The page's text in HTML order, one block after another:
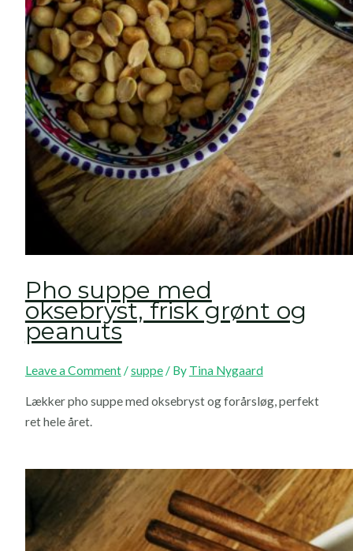
Pho suppe med
oksebryst, frisk grønt og
peanuts
Leave a Comment /suppe/ By Tina Nygaard
Lækker pho suppe med oksebryst og forårsløg, perfekt
ret hele året.